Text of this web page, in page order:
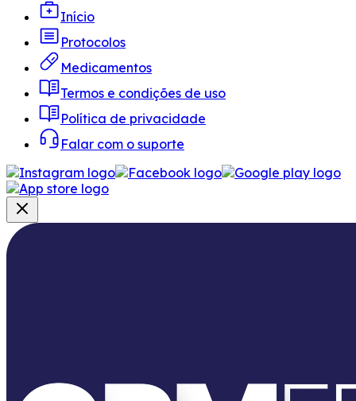
Início
Protocolos
Medicamentos
Termos e condições de uso
Política de privacidade
Falar com o suporte